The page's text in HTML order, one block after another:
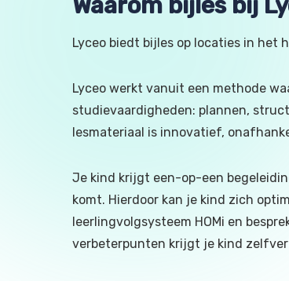
Lyceo biedt bijles op locaties in het
Lyceo werkt vanuit een methode
studievaardigheden: plannen,
lesmateriaal is innovatief,
Je kind krijgt een-op-een
komt. Hierdoor kan je kind zich
leerlingvolgsysteem HOMi en
verbeterpunten krijgt je kind